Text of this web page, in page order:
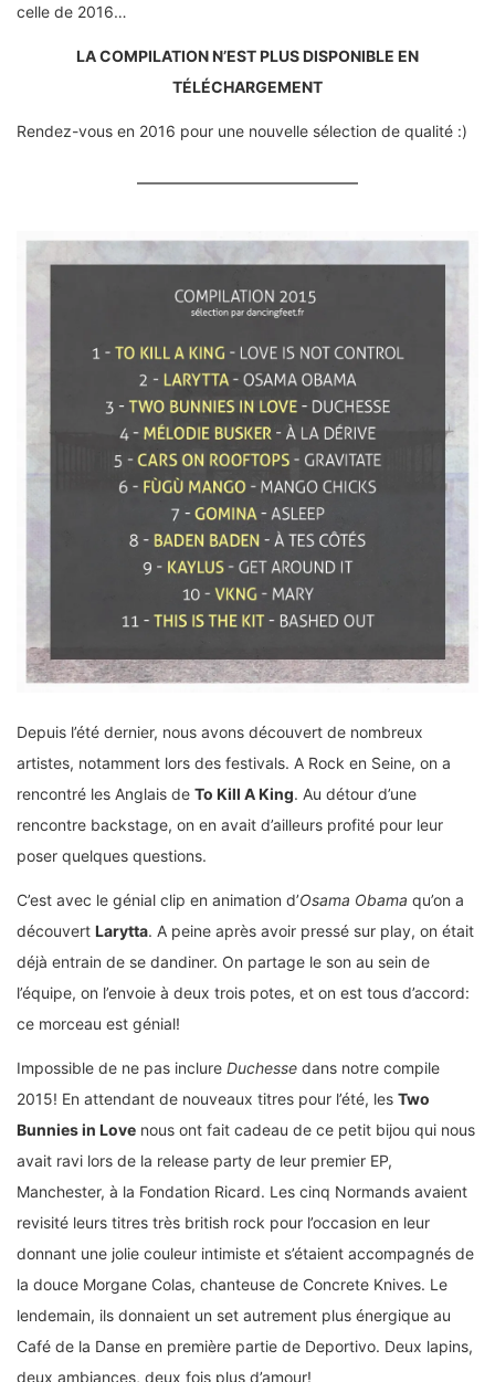
celle de 2016…
LA COMPILATION N’EST PLUS DISPONIBLE EN
TÉLÉCHARGEMENT
Rendez-vous en 2016 pour une nouvelle sélection de qualité :)
Depuis l’été dernier, nous avons découvert de nombreux
artistes, notamment lors des festivals. A Rock en Seine, on a
rencontré les Anglais de To Kill A King. Au détour d’une
rencontre backstage, on en avait d’ailleurs profité pour leur
poser quelques questions.
C’est avec le génial clip en animation d’Osama Obama qu’on a
découvert Larytta. A peine après avoir pressé sur play, on était
déjà entrain de se dandiner. On partage le son au sein de
l’équipe, on l’envoie à deux trois potes, et on est tous d’accord:
ce morceau est génial!
Impossible de ne pas inclure Duchesse dans notre compile
2015! En attendant de nouveaux titres pour l’été, les Two
Bunnies in Love nous ont fait cadeau de ce petit bijou qui nous
avait ravi lors de la release party de leur premier EP,
Manchester, à la Fondation Ricard. Les cinq Normands avaient
revisité leurs titres très british rock pour l’occasion en leur
donnant une jolie couleur intimiste et s’étaient accompagnés de
la douce Morgane Colas, chanteuse de Concrete Knives. Le
lendemain, ils donnaient un set autrement plus énergique au
Café de la Danse en première partie de Deportivo. Deux lapins,
deux ambiances, deux fois plus d’amour!